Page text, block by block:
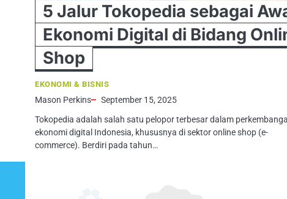
5 Jalur Tokopedia sebagai
Ekonomi Digital di Bidang
Shop
EKONOMI & BISNIS
Mason Perkins
September 15, 2025
Tokopedia adalah salah satu pelopor terbesar dalam
ekonomi digital Indonesia, khususnya di sektor online shop (e-
commerce). Berdiri pada tahun…